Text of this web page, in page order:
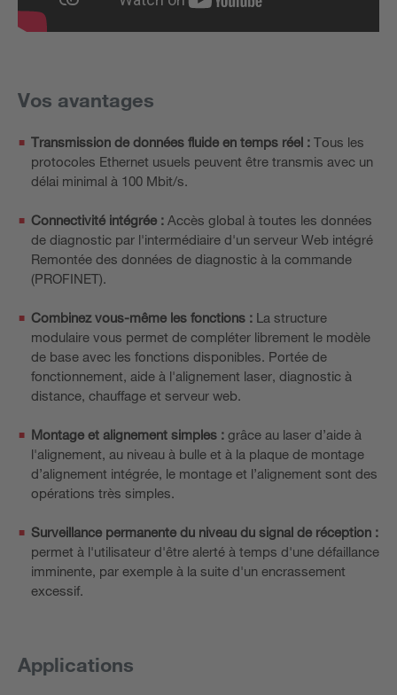
Vos avantages
Transmission de données fluide en temps réel : Tous les
protocoles Ethernet usuels peuvent être transmis avec un
délai minimal à 100 Mbit/s.
Connectivité intégrée : Accès global à toutes les données
de diagnostic par l'intermédiaire d'un serveur Web intégré
Remontée des données de diagnostic à la commande
(PROFINET).
Combinez vous-même les fonctions : La structure
modulaire vous permet de compléter librement le modèle
de base avec les fonctions disponibles. Portée de
fonctionnement, aide à l'alignement laser, diagnostic à
distance, chauffage et serveur web.
Montage et alignement simples : grâce au laser d’aide à
l'alignement, au niveau à bulle et à la plaque de montage
d’alignement intégrée, le montage et l’alignement sont des
opérations très simples.
Surveillance permanente du niveau du signal de réception :
permet à l'utilisateur d'être alerté à temps d'une défaillance
imminente, par exemple à la suite d'un encrassement
excessif.
Applications